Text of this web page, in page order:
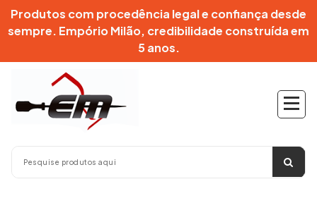
PularProdutos com procedência legal e confiança desde
sempre. Empório Milão, credibilidade construída em
5 anos.